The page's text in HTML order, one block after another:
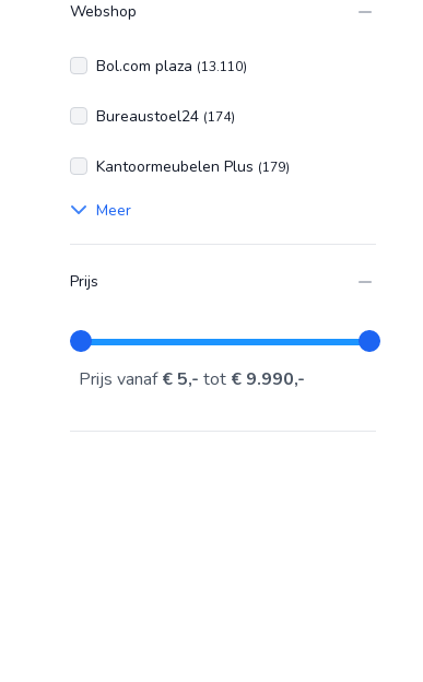
Webshop
Bol.com plaza (13.110)
Bureaustoel24 (174)
Kantoormeubelen Plus (179)
Meer
Prijs
Prijs vanaf€ 5,- tot € 9.990,-